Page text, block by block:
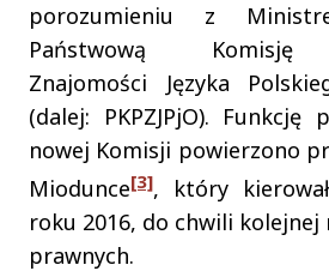
porozumieniu z
Państwową Komisję
Znajomości Języka
(dalej: PKPZJPjO). Funkcję
nowej Komisji powierzono
Miodunce[3], który
roku 2016, do chwili
prawnych.